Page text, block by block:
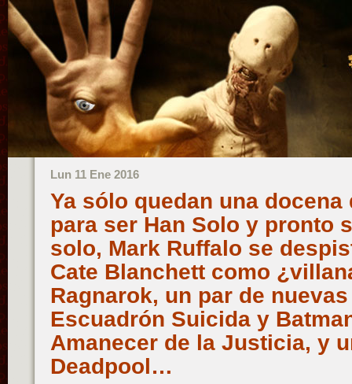
Lun 11 Ene 2016
Ya sólo quedan una
para ser Han Solo y pronto
solo, Mark Ruffalo se
Cate Blanchett como
Ragnarok, un par de
Escuadrón Suicida y
Amanecer de la Justicia, y
Deadpool…